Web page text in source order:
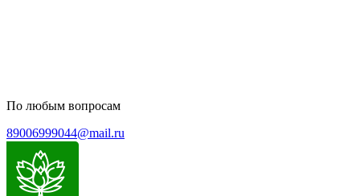
По любым вопросам
89006999044@mail.ru